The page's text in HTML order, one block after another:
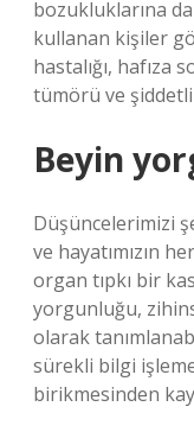
bozukluklarına
kullanan kişiler
hastalığı, hafıza
tümörü ve
Beyin
Düşüncelerimizi
ve hayatımızın
organ tıpkı bir
yorgunluğu,
olarak
sürekli bilgi
birikmesinden